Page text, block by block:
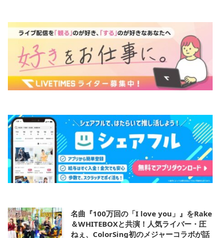
名曲『100万回の「I love you」』をRake
＆WHITEBOXと共演！人気ライバー・圧
ねぇ、ColorSing初のメジャーコラボが話